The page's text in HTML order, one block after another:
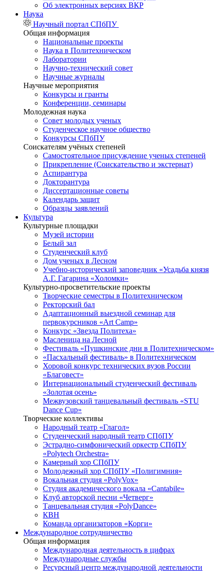
Об электронных версиях ВКР
Наука
Научный портал СПбПУ
Общая информация
Национальные проекты
Наука в Политехническом
Лаборатории
Научно-технический совет
Научные журналы
Научные мероприятия
Конкурсы и гранты
Конференции, семинары
Молодежная наука
Совет молодых ученых
Студенческое научное общество
Конкурсы СПбПУ
Соискателям учёных степеней
Самостоятельное присуждение ученых степеней
Прикрепление (Соискательство и экстернат)
Аспирантура
Докторантура
Диссертационные советы
Календарь защит
Образцы заявлений
Культура
Культурные площадки
Музей истории
Белый зал
Студенческий клуб
Дом ученых в Лесном
Учебно-исторический заповедник «Усадьба князя
А.Г. Гагарина «Холомки»
Культурно-просветительские проекты
Творческие семестры в Политехническом
Ректорский бал
Адаптационный выездной семинар для
первокурсников «Art Camp»
Конкурс «Звезда Политеха»
Масленица на Лесной
Фестиваль «Пушкинские дни в Политехническом»
«Пасхальный фестиваль» в Политехническом
Хоровой конкурс технических вузов России
«Благовест»
Интернациональный студенческий фестиваль
«Золотая осень»
Межвузовский танцевальный фестиваль «STU
Dance Cup»
Творческие коллективы
Народный театр «Глагол»
Студенческий народный театр СПбПУ
Эстрадно-симфонический оркестр СПбПУ
«Polytech Orchestra»
Камерный хор СПбПУ
Молодежный хор СПбПУ «Полигимния»
Вокальная студия «PolyVox»
Студия академического вокала «Cantabile»
Клуб авторской песни «Четверг»
Танцевальная студия «PolyDance»
КВН
Команда организаторов «Корги»
Международное сотрудничество
Общая информация
Международная деятельность в цифрах
Международные службы
Ресурсный центр международной деятельности